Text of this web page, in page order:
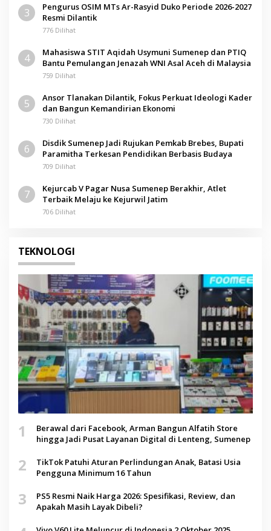
3
Pengurus OSIM MTs Ar-Rasyid Duko Periode 2026-2027
Resmi Dilantik
776 Dilihat
4
Mahasiswa STIT Aqidah Usymuni Sumenep dan PTIQ
Bantu Pemulangan Jenazah WNI Asal Aceh di Malaysia
759 Dilihat
5
Ansor Tlanakan Dilantik, Fokus Perkuat Ideologi Kader
dan Bangun Kemandirian Ekonomi
730 Dilihat
6
Disdik Sumenep Jadi Rujukan Pemkab Brebes, Bupati
Paramitha Terkesan Pendidikan Berbasis Budaya
709 Dilihat
7
Kejurcab V Pagar Nusa Sumenep Berakhir, Atlet
Terbaik Melaju ke Kejurwil Jatim
706 Dilihat
TEKNOLOGI
1
Berawal dari Facebook, Arman Bangun Alfatih Store
hingga Jadi Pusat Layanan Digital di Lenteng, Sumenep
2
TikTok Patuhi Aturan Perlindungan Anak, Batasi Usia
Pengguna Minimum 16 Tahun
3
PS5 Resmi Naik Harga 2026: Spesifikasi, Review, dan
Apakah Masih Layak Dibeli?